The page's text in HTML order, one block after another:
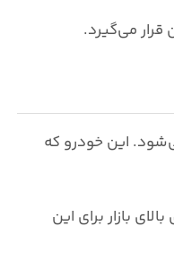
قرار می‌گیرد.
می‌شود. این خودرو که
تقاضای بالای بازار برای این